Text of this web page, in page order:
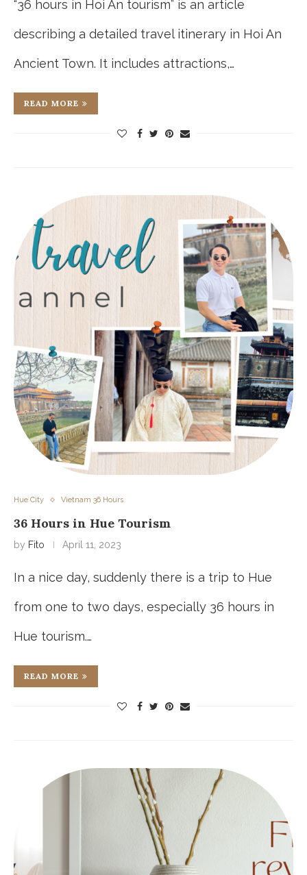
“36 hours in Hoi An tourism” is an article
describing a detailed travel itinerary in Hoi An
Ancient Town. It includes attractions,…
READ MORE
Hue City Vietnam 36 Hours
36 Hours in Hue Tourism
by Fito April 11, 2023
In a nice day, suddenly there is a trip to Hue
from one to two days, especially 36 hours in
Hue tourism.…
READ MORE